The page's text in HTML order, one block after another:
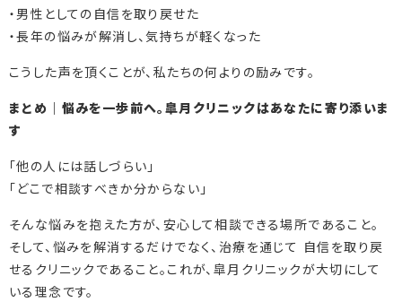
・男性としての自信を取り戻せた
・長年の悩みが解消し、気持ちが軽くなった
こうした声を頂くことが、私たちの何よりの励みです。
まとめ｜悩みを一歩前へ。皐月クリニックはあなたに寄り添いま
す
「他の人には話しづらい」
「どこで相談すべきか分からない」
そんな悩みを抱えた方が、安心して相談できる場所であること。
そして、悩みを解消するだけでなく、治療を通じて 自信を取り戻
せるクリニックであること。これが、皐月クリニックが大切にして
いる理念です。